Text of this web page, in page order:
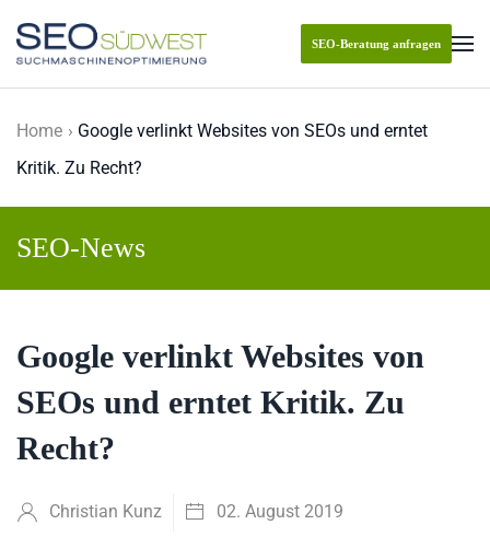
Skip to main content
SEO-Beratung anfragen
Home
Google verlinkt Websites von SEOs und erntet
Kritik. Zu Recht?
SEO-News
Google verlinkt Websites von
SEOs und erntet Kritik. Zu
Recht?
Christian Kunz 02. August 2019